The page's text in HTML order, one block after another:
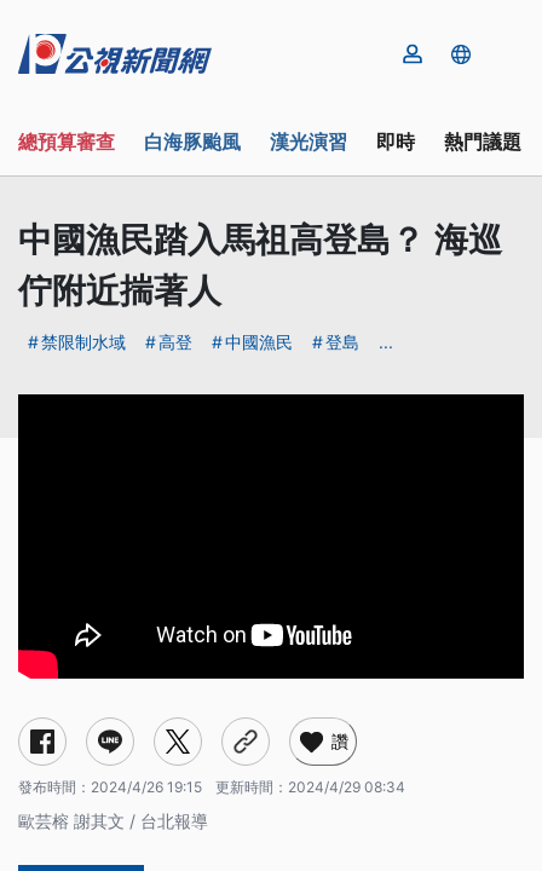
總預算審查 白海豚颱風 漢光演習 即時 熱門議題
中國漁民踏入馬祖高登島？ 海巡
佇附近揣著人
禁限制水域 高登 中國漁民 登島 ...
讚
發布時間： 2024/4/26 19:15 更新時間： 2024/4/29 08:34
歐芸榕 謝其文 / 台北報導